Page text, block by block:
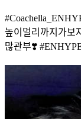
높이멀리까지가보
많관부❣️